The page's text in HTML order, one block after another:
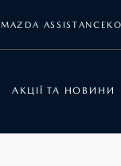
MAZDA ASSISTANCE
АКЦІЇ ТА НОВИНИ